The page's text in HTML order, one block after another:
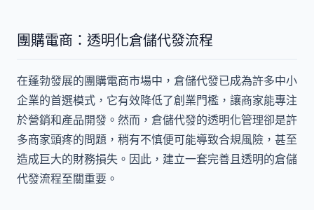
團購電商：透明化倉儲代發流程
在蓬勃發展的團購電商市場中，倉儲代發已成為許多中小
企業的首選模式，它有效降低了創業門檻，讓商家能專注
於營銷和產品開發。然而，倉儲代發的透明化管理卻是許
多商家頭疼的問題，稍有不慎便可能導致合規風險，甚至
造成巨大的財務損失。因此，建立一套完善且透明的倉儲
代發流程至關重要。